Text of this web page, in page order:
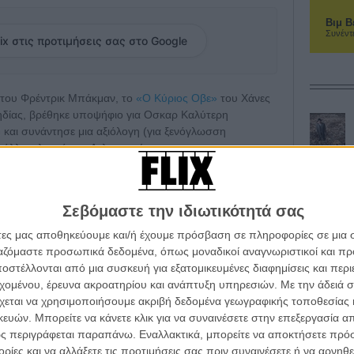
Σεβόμαστε την ιδιωτικότητά σας
μας αποθηκεύουμε και/ή έχουμε πρόσβαση σε πληροφορίες σε
προσωπικά δεδομένα, όπως μοναδικοί αναγνωριστικοί και
από μια συσκευή για εξατομικευμένες διαφημίσεις και
έρευνα ακροατηρίου και ανάπτυξη υπηρεσιών. Με την άδειά
να χρησιμοποιήσουμε ακριβή δεδομένα γεωγραφικής τοποθεσίας
Μπορείτε να κάνετε κλικ για να συναινέσετε στην επεξεργασία
περιγράφεται παραπάνω. Εναλλακτικά, μπορείτε να αποκτήσετε
και να αλλάξετε τις προτιμήσεις σας πριν συναινέσετε ή να
στις προτιμήσεις σας στο Google
Φρέντρικ Μπάκμαν, το «O Κύριος Οβε» του Χάνες
βρέθηκε υποψήφιο για Οσκαρ Καλύτερη
συνάντησε μια αξιόλογη (για ξενόγλωσση
πλευρά του Ατλαντικού.
Οβε, που βλέπει τη ζωή του να αλλάζει όταν μια
και τους φασαριόζους νέους του γείτονες διέθετε
αλλά κατάφερνε να ισορροπήσει σωστά πάνω στη
Στίβεν Σπίλμπεργκ αποκαλύπτει το εντυπωσιακό
Βιμ